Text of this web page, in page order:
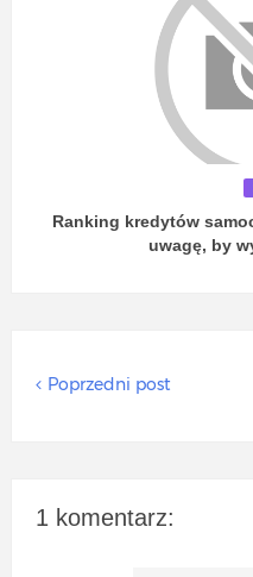
Ranking kredytów
uwagę, by
Poprzedni post
1 komentarz: